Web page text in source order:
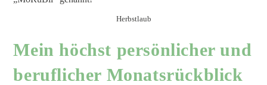
Herbstlaub
Mein höchst persönlicher und
beruflicher Monatsrückblick